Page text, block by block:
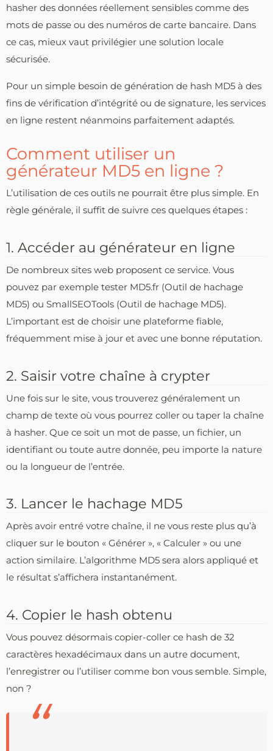
hasher des données réellement sensibles comme des
mots de passe ou des numéros de carte bancaire. Dans
ce cas, mieux vaut privilégier une solution locale
sécurisée.
Pour un simple besoin de génération de hash MD5 à des
fins de vérification d’intégrité ou de signature, les services
en ligne restent néanmoins parfaitement adaptés.
Comment utiliser un
générateur MD5 en ligne ?
L’utilisation de ces outils ne pourrait être plus simple. En
règle générale, il suffit de suivre ces quelques étapes :
1. Accéder au générateur en ligne
De nombreux sites web proposent ce service. Vous
pouvez par exemple tester MD5.fr (Outil de hachage
MD5) ou SmallSEOTools (Outil de hachage MD5).
L’important est de choisir une plateforme fiable,
fréquemment mise à jour et avec une bonne réputation.
2. Saisir votre chaîne à crypter
Une fois sur le site, vous trouverez généralement un
champ de texte où vous pourrez coller ou taper la chaîne
à hasher. Que ce soit un mot de passe, un fichier, un
identifiant ou toute autre donnée, peu importe la nature
ou la longueur de l’entrée.
3. Lancer le hachage MD5
Après avoir entré votre chaîne, il ne vous reste plus qu’à
cliquer sur le bouton « Générer », « Calculer » ou une
action similaire. L’algorithme MD5 sera alors appliqué et
le résultat s’affichera instantanément.
4. Copier le hash obtenu
Vous pouvez désormais copier-coller ce hash de 32
caractères hexadécimaux dans un autre document,
l’enregistrer ou l’utiliser comme bon vous semble. Simple,
non ?